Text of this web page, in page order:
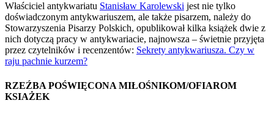
Właściciel antykwariatu Stanisław Karolewski jest nie tylko
doświadczonym antykwariuszem, ale także pisarzem, należy do
Stowarzyszenia Pisarzy Polskich, opublikował kilka książek dwie z
nich dotyczą pracy w antykwariacie, najnowsza – świetnie przyjęta
przez czytelników i recenzentów: Sekrety antykwariusza. Czy w
raju pachnie kurzem?
RZEŹBA POŚWIĘCONA MIŁOŚNIKOM/OFIAROM
KSIAŻEK